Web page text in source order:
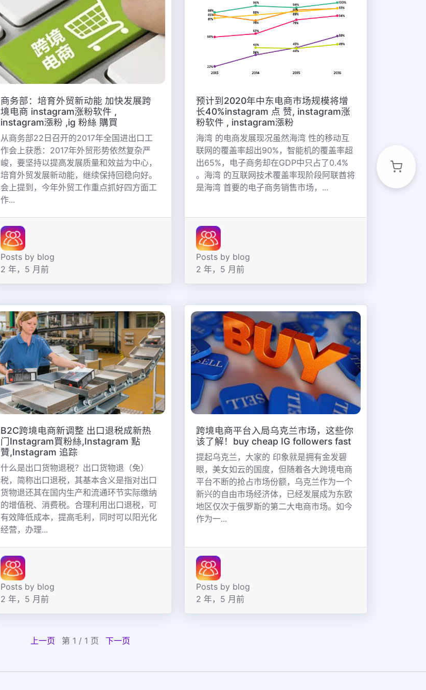
商务部：培育外贸新动能 加快发展跨
境电商 instagram涨粉软件 ,
instagram漲粉 ,ig 粉絲 購買
从商务部22日召开的2017年全国进出口工
作会上获悉：2017年外贸形势依然复杂严
峻，要坚持以提高发展质量和效益为中心，
培育外贸发展新动能，继续保持回稳向好。
会上提到，今年外贸工作重点抓好四方面工
作...
Posts by blog
2 年，5 月前
预计到2020年中东电商市场规模将增
长40%instagram 点 赞, instagram涨
粉软件 , instagram漲粉
海湾 的电商发展现况虽然海湾 性的移动互
联网的覆盖率超出90%，智能机的覆盖率超
出65%，电子商务却在GDP中只占了0.4%
。海湾 的互联网技术覆盖率现阶段阿联酋将
是海湾 首要的电子商务销售市场，...
Posts by blog
2 年，5 月前
B2C跨境电商新调整 出口退税成新热
门Instagram買粉絲,Instagram 點
贊,Instagram 追踪
什么是出口货物退税？出口货物退（免）
税，简称出口退税，其基本含义是指对出口
货物退还其在国内生产和流通环节实际缴纳
的增值税、消费税。合理利用出口退税，可
有效降低成本，提高毛利，同时可以阳光化
经营，办理...
Posts by blog
2 年，5 月前
跨境电商平台入局乌克兰市场，这些你
该了解！buy cheap IG followers fast
提起乌克兰，大家的 印象就是拥有金发碧
眼，美女如云的国度，但随着各大跨境电商
平台不断的抢占市场份额，乌克兰作为一个
新兴的自由市场经济体，已经发展成为东欧
地区仅次于俄罗斯的第二大电商市场。如今
作为一...
Posts by blog
2 年，5 月前
上一页 第 1 / 1 页 下一页